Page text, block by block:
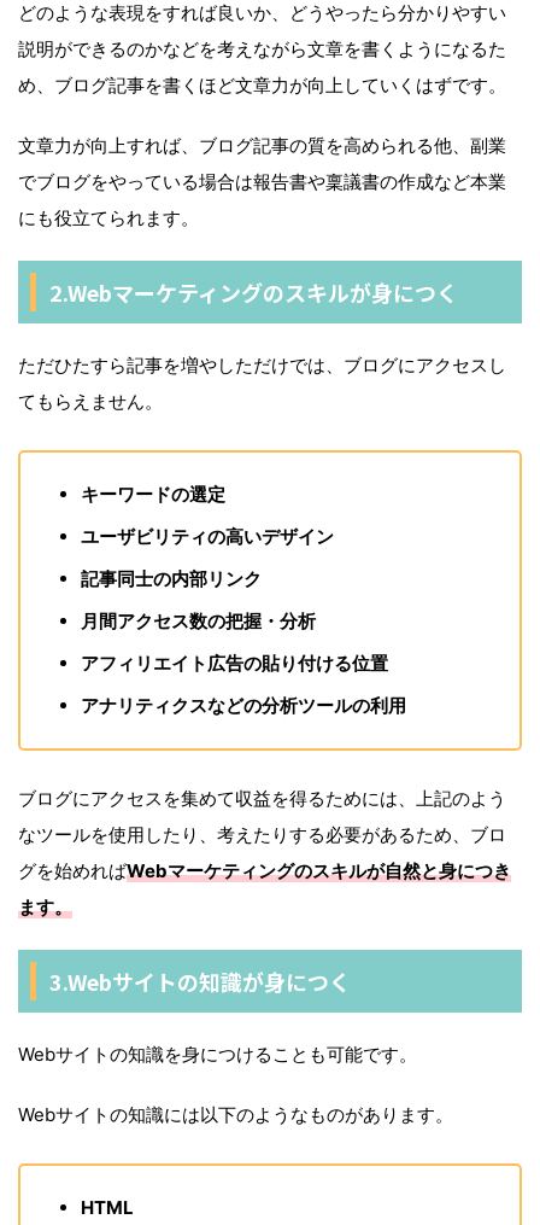
どのような表現をすれば良いか、どうやったら分かりやすい
説明ができるのかなどを考えながら文章を書くようになるた
め、ブログ記事を書くほど文章力が向上していくはずです。
文章力が向上すれば、ブログ記事の質を高められる他、副業
でブログをやっている場合は報告書や稟議書の作成など本業
にも役立てられます。
2.Webマーケティングのスキルが身につく
ただひたすら記事を増やしただけでは、ブログにアクセスし
てもらえません。
キーワードの選定
ユーザビリティの高いデザイン
記事同士の内部リンク
月間アクセス数の把握・分析
アフィリエイト広告の貼り付ける位置
アナリティクスなどの分析ツールの利用
ブログにアクセスを集めて収益を得るためには、上記のよう
なツールを使用したり、考えたりする必要があるため、ブロ
グを始めればWebマーケティングのスキルが自然と身につき
ます。
3.Webサイトの知識が身につく
Webサイトの知識を身につけることも可能です。
Webサイトの知識には以下のようなものがあります。
HTML